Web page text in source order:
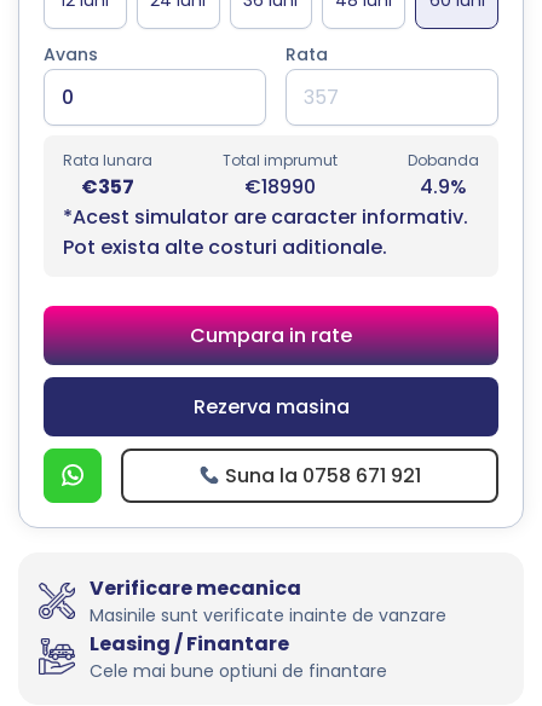
Avans Rata
Rata lunara
€357
Total imprumut
€18990
Dobanda
4.9%
*Acest simulator are caracter informativ.
Pot exista alte costuri aditionale.
Cumpara in rate
Rezerva masina
Suna la 0758 671 921
Verificare mecanica
Masinile sunt verificate inainte de vanzare
Leasing / Finantare
Cele mai bune optiuni de finantare